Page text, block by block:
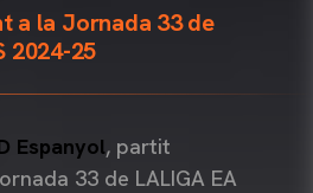
a la Jornada 33 de
2024-25
Espanyol, partit
33 de LALIGA EA